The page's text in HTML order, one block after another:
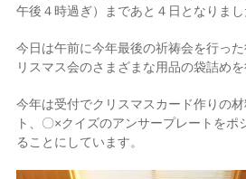
午後４時過ぎ）まであと４日となりま
今日は午前に今年最後の祈祷会を行っ
リスマス会のさまざまな用品の袋詰めを
今年は受付でクリスマスカード作りの
ト、〇×クイズのアンサープレートをポ
ることにしています。